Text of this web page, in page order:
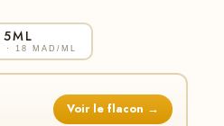
5ML
· 18 MAD/ML
Voir le flacon →